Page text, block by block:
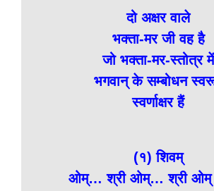
दो अक्षर वाले
भक्ता-मर जी वह है
जो भक्ता-मर-स्तोत्र में
भगवान् के सम्बोधन
स्वर्णाक्षर हैं
(१) शिवम्
ओम्… श्री ओम्… श्री ओम्